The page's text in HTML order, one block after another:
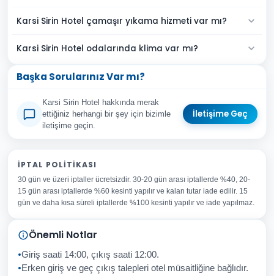
Karsi Sirin Hotel çamaşır yıkama hizmeti var mı?
Karsi Sirin Hotel odalarında klima var mı?
Başka Sorularınız Var mı?
Karsi Sirin Hotel hakkında merak
ettiğiniz herhangi bir şey için bizimle
iletişime geçin.
İletişime Geç
Adınız Soyadınız
E-posta Adresiniz
Konu
Sorunuz
İPTAL POLITIKASI
30 gün ve üzeri iptaller ücretsizdir. 30-20 gün arası iptallerde %40, 20-
15 gün arası iptallerde %60 kesinti yapılır ve kalan tutar iade edilir. 15
gün ve daha kısa süreli iptallerde %100 kesinti yapılır ve iade yapılmaz.
Önemli Notlar
Giriş saati 14:00, çıkış saati 12:00.
Erken giriş ve geç çıkış talepleri otel müsaitliğine bağlıdır.